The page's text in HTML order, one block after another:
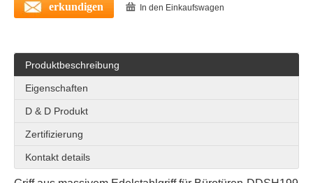
SS304 Populärer fester Türgriff für Innenür - DDSH205 Edelstahl 304 Innenarchitekten Festkörpergriff für Feuertüren-DDSH203
erkundigen In den Einkaufswagen
Produktbeschreibung
Eigenschaften
D & D Produkt
Zertifizierung
Kontakt details